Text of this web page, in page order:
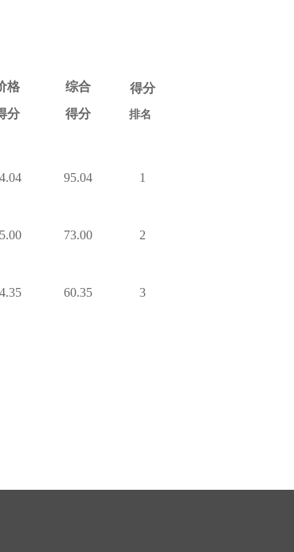
格
分
综合
得分
得分
排名
95.04 1
73.00 2
60.35 3